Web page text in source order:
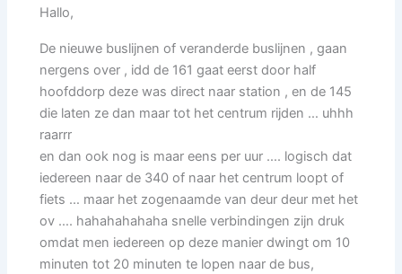
Hallo,
De nieuwe buslijnen of veranderde buslijnen , gaan
nergens over , idd de 161 gaat eerst door half
hoofddorp deze was direct naar station , en de 145
die laten ze dan maar tot het centrum rijden … uhhh
raarrr
en dan ook nog is maar eens per uur …. logisch dat
iedereen naar de 340 of naar het centrum loopt of
fiets … maar het zogenaamde van deur deur met het
ov …. hahahahahaha snelle verbindingen zijn druk
omdat men iedereen op deze manier dwingt om 10
minuten tot 20 minuten te lopen naar de bus,